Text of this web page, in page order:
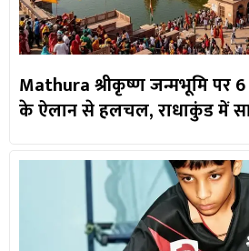
Mathura श्रीकृष्ण जन्मभूमि पर
के ऐलान से हलचल, राधाकुंड में